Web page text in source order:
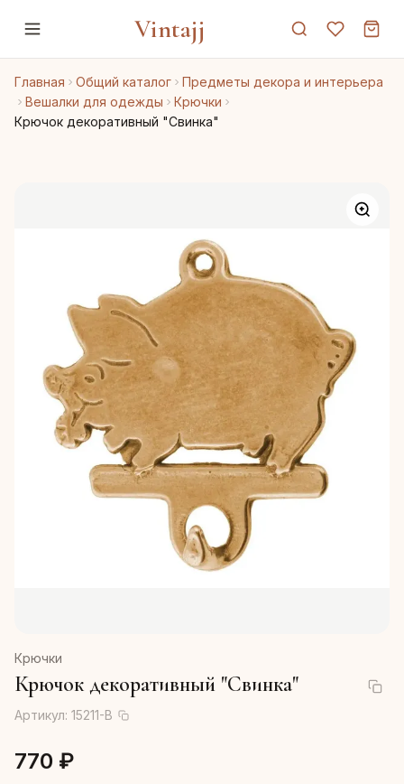
Vintajj
Главная Общий каталог
Предметы декора и интерьера
Вешалки для одежды
Крючки
Крючок декоративный "Свинка"
Крючки
Крючок декоративный "Свинка"
Артикул: 15211-В
770 ₽